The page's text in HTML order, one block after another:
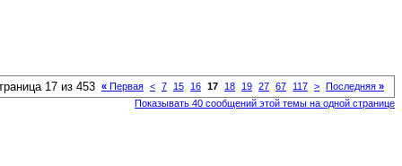
17 из 453 « Первая < 7 15 16 17 18 19 27 67 117 > Последняя »
Показывать 40 сообщений этой темы на одной странице